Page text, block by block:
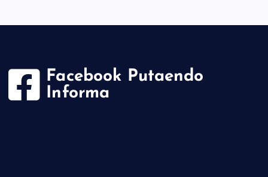
Facebook Putaendo
Informa